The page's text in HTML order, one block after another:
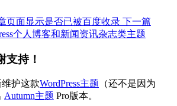
页面显示是否已被百度收录 下一篇
个人博客和新闻资讯杂志类主题
支持！
护这款WordPress主题 （还不是因为
Autumn主题 Pro版本。